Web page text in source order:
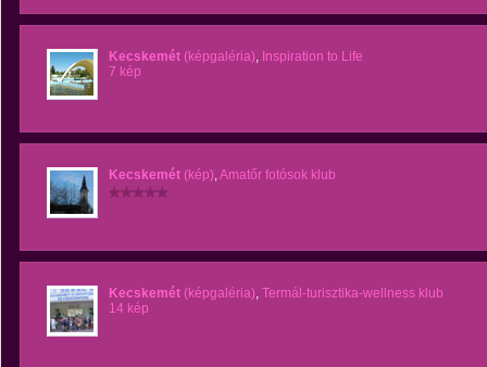
Kecskemét (képgaléria), Inspiration to Life
7 kép
Kecskemét (kép),Amatőr fotósok klub
Kecskemét (képgaléria), Termál-turisztika-wellness klub
14 kép